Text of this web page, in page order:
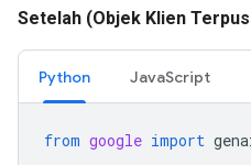
Setelah (Objek Klien
Python JavaScript
from google import